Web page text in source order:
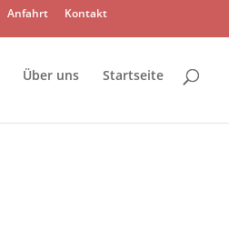
Anfahrt Kontakt
Über uns Startseite